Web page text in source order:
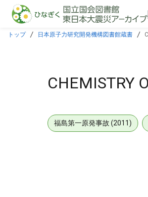
本文に飛ぶ
トップ 日本原子力研究開発機構図書館蔵書
CHEMISTRY
福島第一原発事故 (2011)